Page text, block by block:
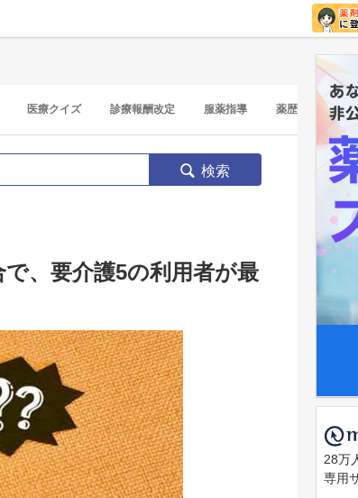
医療クイズ 診療報酬改定 服薬指導 薬歴 マイ
検索
、要介護5の利用者が最
28万
専用